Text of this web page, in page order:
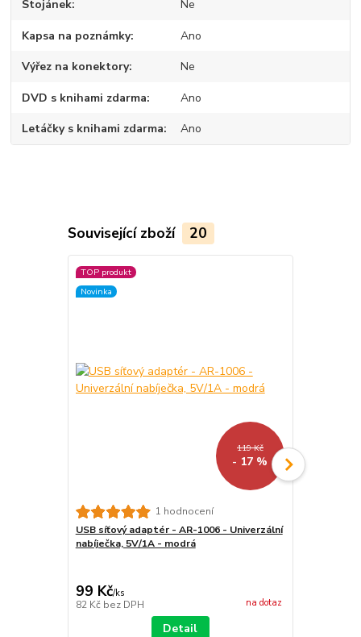
Stojánek Ne
Kapsa na poznámky Ano
Výřez na konektory Ne
DVD s knihami zdarma Ano
Letáčky s knihami zdarma Ano
Související zboží 20
TOP produkt
Novinka
119 Kč
- 17 %
1 hodnocení
USB síťový adaptér - AR-1006 - Univerzální
nabíječka, 5V/1A - modrá
99 Kč/ks
82 Kč bez DPH na dotaz
Detail